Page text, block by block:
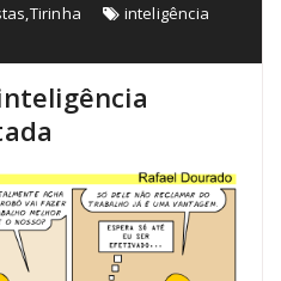
,Tirinha
inteligência